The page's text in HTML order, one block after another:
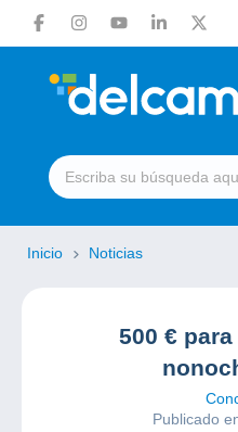
Inicio Noticias
500 €
Publicado